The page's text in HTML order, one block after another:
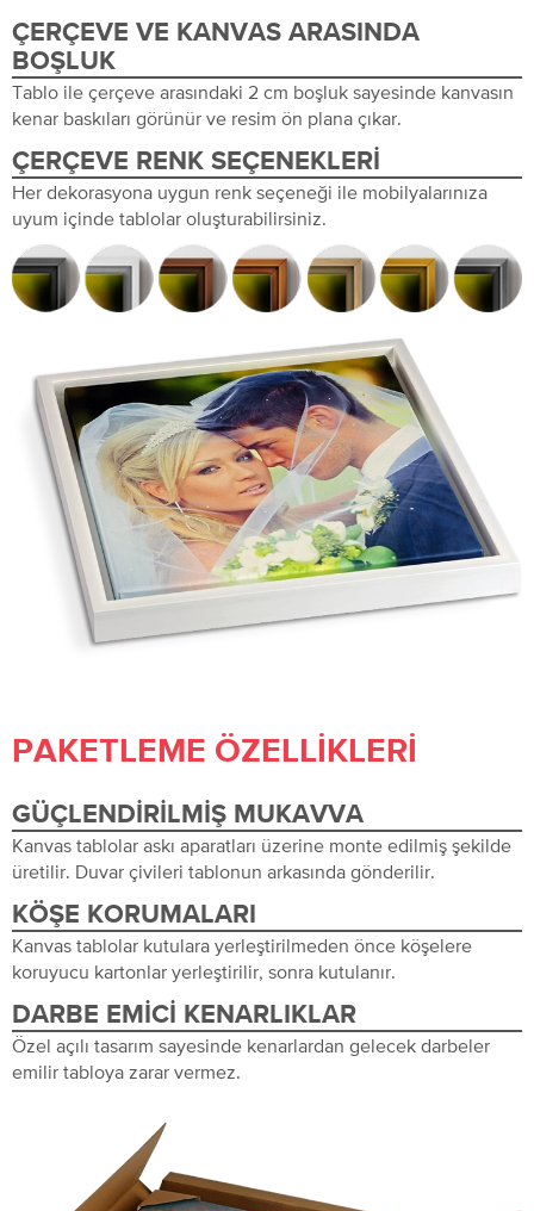
ÇERÇEVE VE KANVAS ARASINDA
BOŞLUK
Tablo ile çerçeve arasındaki 2 cm boşluk sayesinde kanvasın
kenar baskıları görünür ve resim ön plana çıkar.
ÇERÇEVE RENK SEÇENEKLERI
Her dekorasyona uygun renk seçeneği ile mobilyalarınıza
uyum içinde tablolar oluşturabilirsiniz.
PAKETLEME ÖZELLIKLERI
GÜÇLENDIRILMIŞ MUKAVVA
Kanvas tablolar askı aparatları üzerine monte edilmiş şekilde
üretilir. Duvar çivileri tablonun arkasında gönderilir.
KÖŞE KORUMALARI
Kanvas tablolar kutulara yerleştirilmeden önce köşelere
koruyucu kartonlar yerleştirilir, sonra kutulanır.
DARBE EMICI KENARLIKLAR
Özel açılı tasarım sayesinde kenarlardan gelecek darbeler
emilir tabloya zarar vermez.